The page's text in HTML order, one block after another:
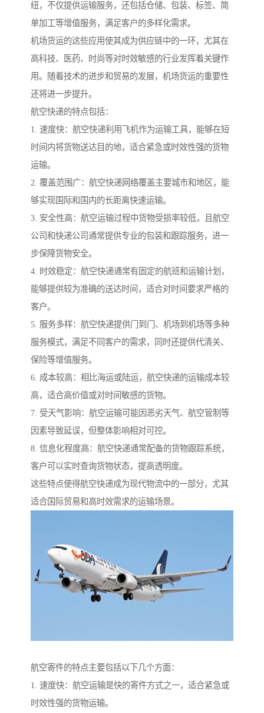
纽，不仅提供运输服务，还包括仓储、包装、标签、简
单加工等增值服务，满足客户的多样化需求。
机场货运的这些应用使其成为供应链中的一环，尤其在
高科技、医药、时尚等对时效敏感的行业发挥着关键作
用。随着技术的进步和贸易的发展，机场货运的重要性
还将进一步提升。
航空快递的特点包括：
1. 速度快：航空快递利用飞机作为运输工具，能够在短
时间内将货物送达目的地，适合紧急或时效性强的货物
运输。
2. 覆盖范围广：航空快递网络覆盖主要城市和地区，能
够实现国际和国内的长距离快速运输。
3. 安全性高：航空运输过程中货物受损率较低，且航空
公司和快递公司通常提供专业的包装和跟踪服务，进一
步保障货物安全。
4. 时效稳定：航空快递通常有固定的航班和运输计划，
能够提供较为准确的送达时间，适合对时间要求严格的
客户。
5. 服务多样：航空快递提供门到门、机场到机场等多种
服务模式，满足不同客户的需求，同时还提供代清关、
保险等增值服务。
6. 成本较高：相比海运或陆运，航空快递的运输成本较
高，适合高价值或对时间敏感的货物。
7. 受天气影响：航空运输可能因恶劣天气、航空管制等
因素导致延误，但整体影响相对可控。
8. 信息化程度高：航空快递通常配备的货物跟踪系统，
客户可以实时查询货物状态，提高透明度。
这些特点使得航空快递成为现代物流中的一部分，尤其
适合国际贸易和高时效需求的运输场景。
航空寄件的特点主要包括以下几个方面：
1. 速度快：航空运输是快的寄件方式之一，适合紧急或
时效性强的货物运输。